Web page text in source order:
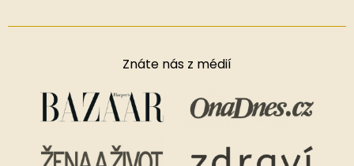
Znáte nás z médií